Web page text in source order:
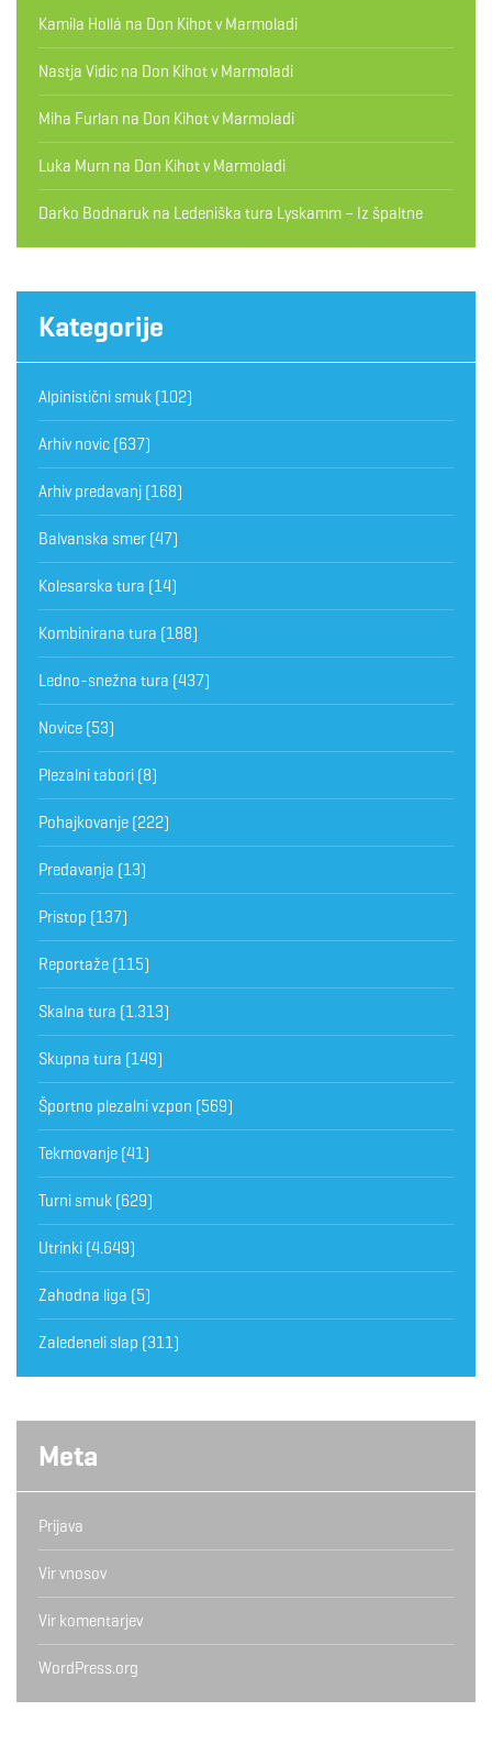
Kamila Hollá na Don Kihot v Marmoladi
Nastja Vidic na Don Kihot v Marmoladi
Miha Furlan na Don Kihot v Marmoladi
Luka Murn na Don Kihot v Marmoladi
Darko Bodnaruk na Ledeniška tura Lyskamm – Iz špaltne
Kategorije
Alpinistični smuk (102)
Arhiv novic (637)
Arhiv predavanj (168)
Balvanska smer (47)
Kolesarska tura (14)
Kombinirana tura (188)
Ledno-snežna tura (437)
Novice (53)
Plezalni tabori (8)
Pohajkovanje (222)
Predavanja (13)
Pristop (137)
Reportaže (115)
Skalna tura (1.313)
Skupna tura (149)
Športno plezalni vzpon (569)
Tekmovanje (41)
Turni smuk (629)
Utrinki (4.649)
Zahodna liga (5)
Zaledeneli slap (311)
Meta
Prijava
Vir vnosov
Vir komentarjev
WordPress.org